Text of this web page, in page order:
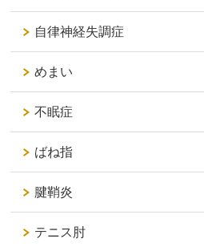
自律神経失調症
めまい
不眠症
ばね指
腱鞘炎
テニス肘